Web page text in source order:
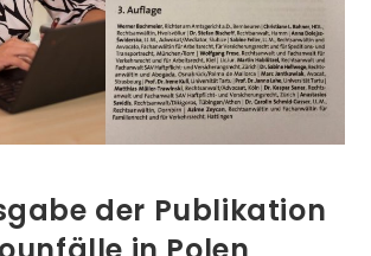
der Publikation